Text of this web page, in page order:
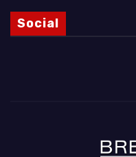
Social